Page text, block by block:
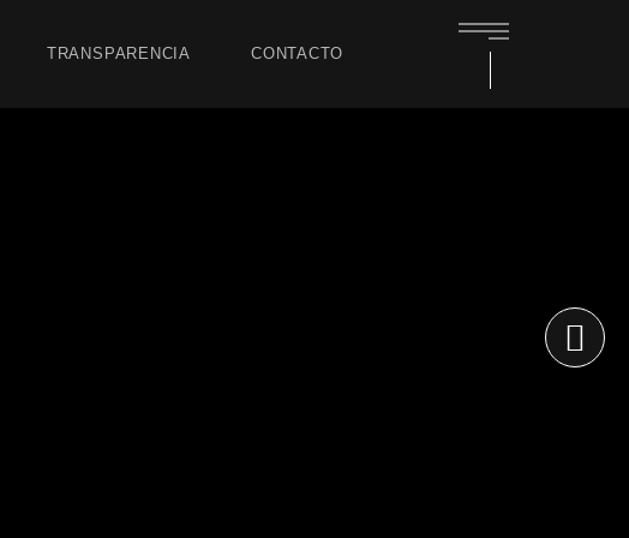
TRANSPARENCIA CONTACTO